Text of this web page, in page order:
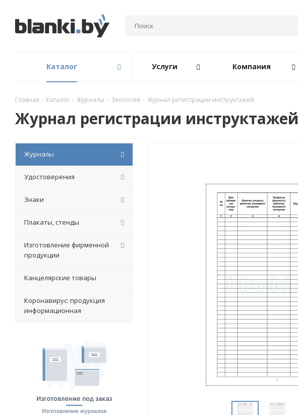
Каталог Услуги Компания
Главная - Каталог - Журналы - Экология - Журнал регистрации инструктажей
Журнал регистрации инструктажей
Журналы
Удостоверения
Знаки
Плакаты, стенды
Изготовление фирменной
продукции
Канцелярские товары
Коронавирус: продукция
информационная